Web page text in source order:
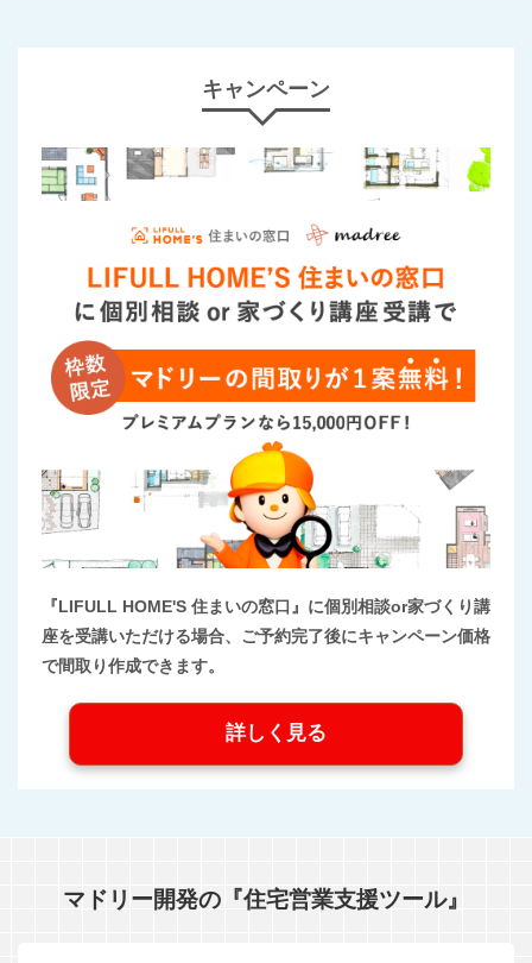
キャンペーン
『LIFULL HOME'S 住まいの窓口』に個別相談or家づくり講
座を受講いただける場合、ご予約完了後にキャンペーン価格
で間取り作成できます。
詳しく見る
マドリー開発の『住宅営業支援ツール』